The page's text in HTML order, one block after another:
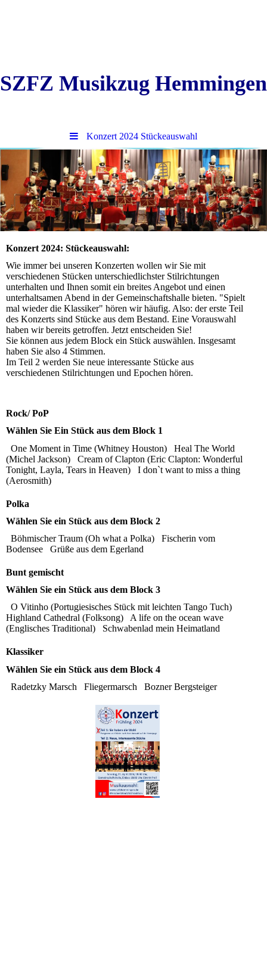
SZFZ Musikzug Hemmingen
Konzert 2024 Stückeauswahl
Konzert 2024: Stückeauswahl:
Wie immer bei unseren Konzerten wollen wir Sie mit
verschiedenen Stücken unterschiedlichster Stilrichtungen
unterhalten und Ihnen somit ein breites Angebot und einen
unterhaltsamen Abend in der Gemeinschaftshalle bieten. "Spielt
mal wieder die Klassiker" hören wir häufig. Also: der erste Teil
des Konzerts sind Stücke aus dem Bestand. Eine Vorauswahl
haben wir bereits getroffen. Jetzt entscheiden Sie!
Sie können aus jedem Block ein Stück auswählen. Insgesamt
haben Sie also 4 Stimmen.
Im Teil 2 werden Sie neue interessante Stücke aus
verschiedenen Stilrichtungen und Epochen hören.
Rock/ PoP
Wählen Sie Ein Stück aus dem Block 1
One Moment in Time (Whitney Houston)
Heal The World
(Michel Jackson)
Cream of Clapton (Eric Clapton: Wonderful
Tonight, Layla, Tears in Heaven)
I don`t want to miss a thing
(Aerosmith)
Polka
Wählen Sie ein Stück aus dem Block 2
Böhmischer Traum (Oh what a Polka)
Fischerin vom
Bodensee
Grüße aus dem Egerland
Bunt gemischt
Wählen Sie ein Stück aus dem Block 3
O Vitinho (Portugiesisches Stück mit leichten Tango Tuch)
Highland Cathedral (Folksong)
A life on the ocean wave
(Englisches Traditional)
Schwabenlad mein Heimatland
Klassiker
Wählen Sie ein Stück aus dem Block 4
Radetzky Marsch
Fliegermarsch Bozner Bergsteiger